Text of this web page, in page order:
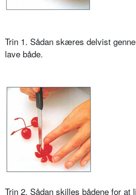
Trin 1. Sådan skæres delvist
lave både.
Trin 2. Sådan skilles bådene for at